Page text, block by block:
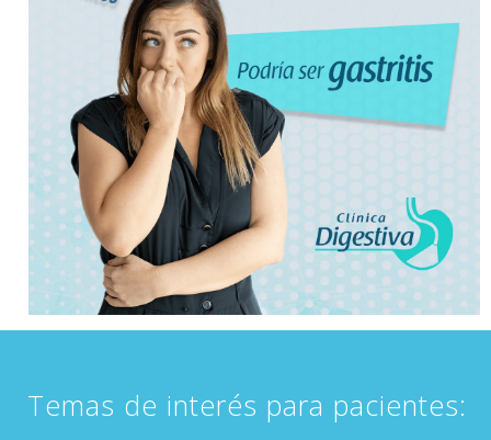
Temas de interés para pacientes: